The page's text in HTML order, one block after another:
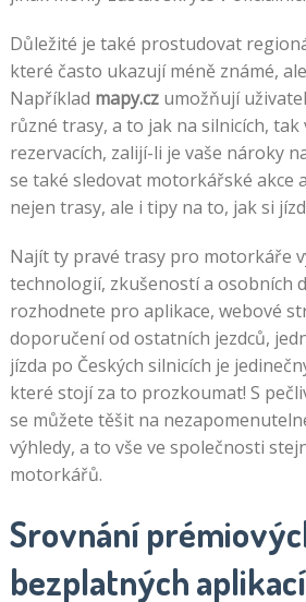
Důležité je také prostudovat
které často ukazují méně známé,
Například mapy.czumožňují
různé trasy, a to jak na silnicích,
rezervacích, zalijí-li je vaše nároky
se také sledovat motorkářské akce
nejen trasy, ale i tipy na to, jak si
Najít ty pravé trasy pro motorkáře
technologií, zkušeností a osobních
rozhodnete pro aplikace, webové
doporučení od ostatních jezdců,
jízda po Českých silnicích je
které stojí za to prozkoumat! S
se můžete těšit na
výhledy, a to vše ve společnosti
motorkářů.
Srovnání
bezplatných aplikací